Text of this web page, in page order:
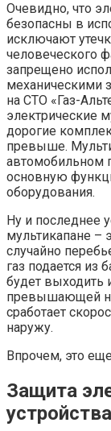
Очевидно, что
безопасны в
исключают
человеческого
запрещено
механическими
на СТО «Газ-
электрические
дорогие
превыше.
автомобильном
основную
оборудования.
Ну и последнее
мультикапане –
случайно
газ подается из
будет выходить
превышающей
сработает
наружу.
Впрочем, это
Защита